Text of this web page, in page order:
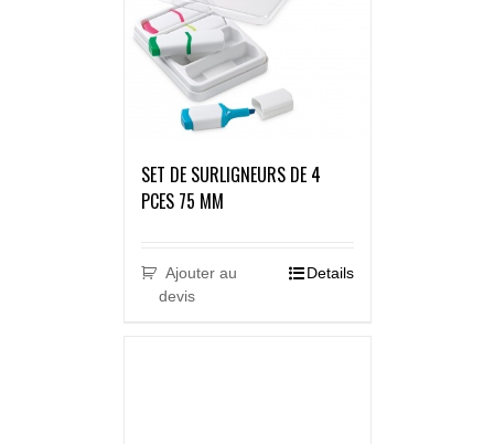
SET DE SURLIGNEURS DE 4
PCES 75 MM
Ajouter au
devis
Details